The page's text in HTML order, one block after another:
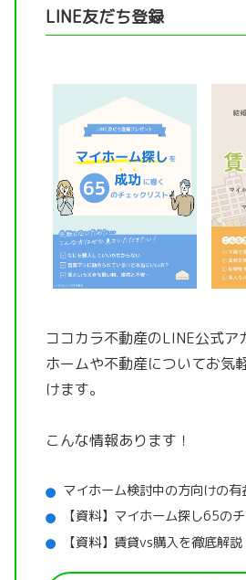
LINE友だち登録
ココカラ不動産のLINE公式ア
ホームや不動産についてお気
けます。
こんな情報あります！
マイホーム検討中の方向けの有
【資料】マイホーム探し65の
【資料】賃貸vs購入を徹底解説